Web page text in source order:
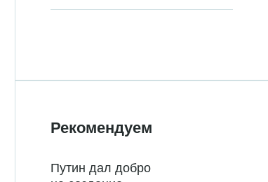
Рекомендуем
Путин дал добро